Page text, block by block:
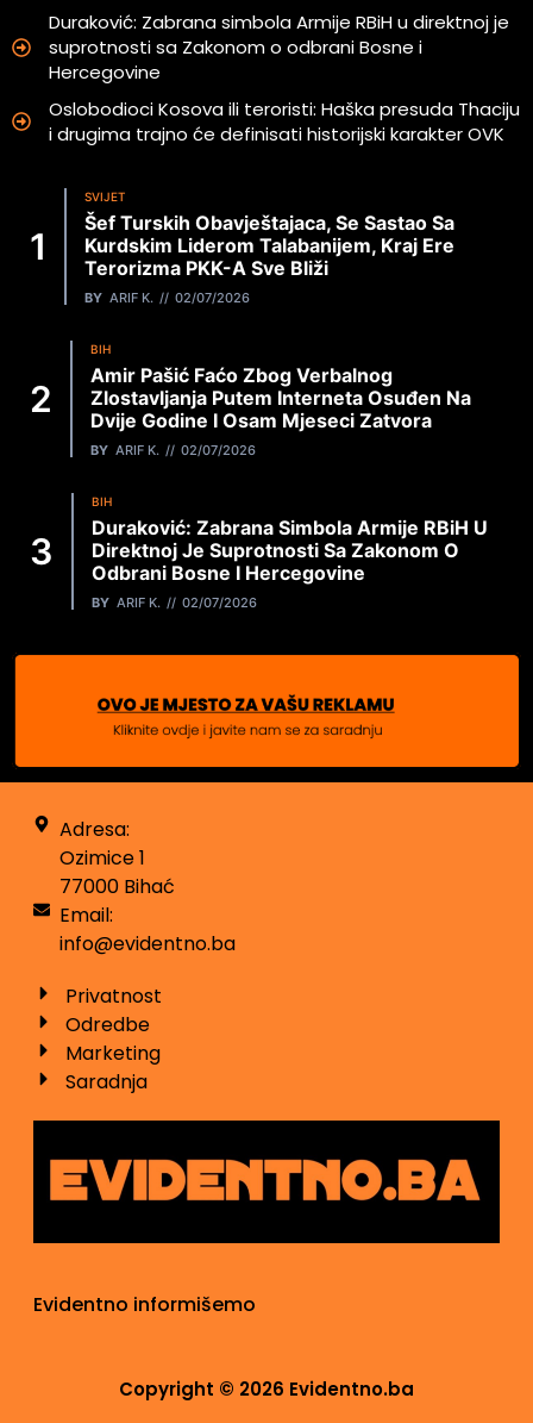
Duraković: Zabrana simbola Armije RBiH u direktnoj je
suprotnosti sa Zakonom o odbrani Bosne i
Hercegovine
Oslobodioci Kosova ili teroristi: Haška presuda Thaciju
i drugima trajno će definisati historijski karakter OVK
SVIJET
Šef Turskih Obavještajaca, Se Sastao Sa
Kurdskim Liderom Talabanijem, Kraj Ere
Terorizma PKK-A Sve Bliži
BY ARIF K. 02/07/2026
BIH
Amir Pašić Faćo Zbog Verbalnog
Zlostavljanja Putem Interneta Osuđen Na
Dvije Godine I Osam Mjeseci Zatvora
BY ARIF K. 02/07/2026
BIH
Duraković: Zabrana Simbola Armije RBiH U
Direktnoj Je Suprotnosti Sa Zakonom O
Odbrani Bosne I Hercegovine
BY ARIF K. 02/07/2026
Adresa:
Ozimice 1
77000 Bihać
Email:
info@evidentno.ba
Privatnost
Odredbe
Marketing
Saradnja
Evidentno informišemo
Copyright © 2026 Evidentno.ba